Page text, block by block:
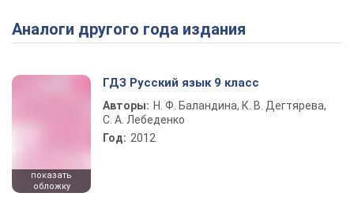
Play Video
Аналоги другого года издания
показать
обложку
ГДЗ Русский язык 9 класс
Авторы: Н. Ф. Баландина, К. В. Дегтярева,
С. А. Лебеденко
Год: 2012